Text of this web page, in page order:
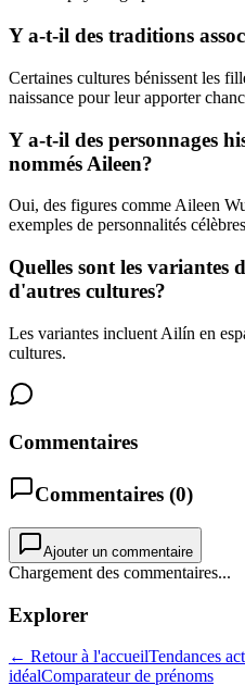
Y a-t-il des traditions
Certaines cultures bénissent les
naissance pour leur apporter
Y a-t-il des personnages
nommés Aileen?
Oui, des figures comme Aileen
exemples de personnalités
Quelles sont les variantes
d'autres cultures?
Les variantes incluent Ailín en
cultures.
Commentaires
Commentaires (0)
Ajouter un commentaire
Chargement des commentaires...
Explorer
← Retour à l'accueilTendances
idéalComparateur de prénoms